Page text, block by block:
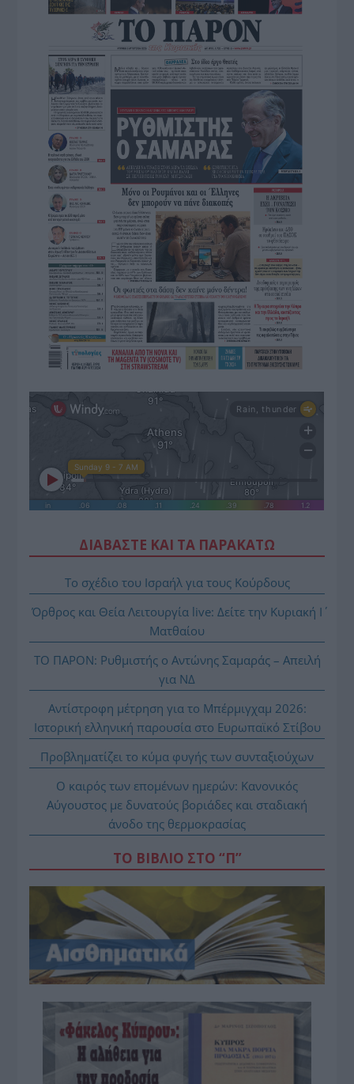
ΔΙΑΒΑΣΤΕ ΚΑΙ ΤΑ ΠΑΡΑΚΑΤΩ
Το σχέδιο του Ισραήλ για τους Κούρδους
Όρθρος και Θεία Λειτουργία live: Δείτε την Κυριακή Ι΄
Ματθαίου
ΤΟ ΠΑΡΟΝ: Ρυθμιστής ο Αντώνης Σαμαράς – Απειλή
για ΝΔ
Αντίστροφη μέτρηση για το Μπέρμιγχαμ 2026:
Ιστορική ελληνική παρουσία στο Ευρωπαϊκό Στίβου
Προβληματίζει το κύμα φυγής των συνταξιούχων
Ο καιρός των επομένων ημερών: Κανονικός
Αύγουστος με δυνατούς βοριάδες και σταδιακή
άνοδο της θερμοκρασίας
ΤΟ ΒΙΒΛΙΟ ΣΤΟ “Π”